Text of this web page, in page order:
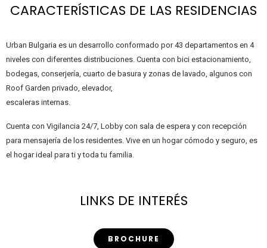
CARACTERÍSTICAS DE LAS RESIDENCIAS
Urban Bulgaria es un desarrollo conformado por 43 departamentos en 4
niveles con diferentes distribuciones. Cuenta con bici estacionamiento,
bodegas, conserjería, cuarto de basura y zonas de lavado, algunos con
Roof Garden privado, elevador,
escaleras internas.
Cuenta con Vigilancia 24/7, Lobby con sala de espera y con recepción
para mensajería de los residentes. Vive en un hogar cómodo y seguro, es
el hogar ideal para ti y toda tu familia.
LINKS DE INTERÉS
BROCHURE